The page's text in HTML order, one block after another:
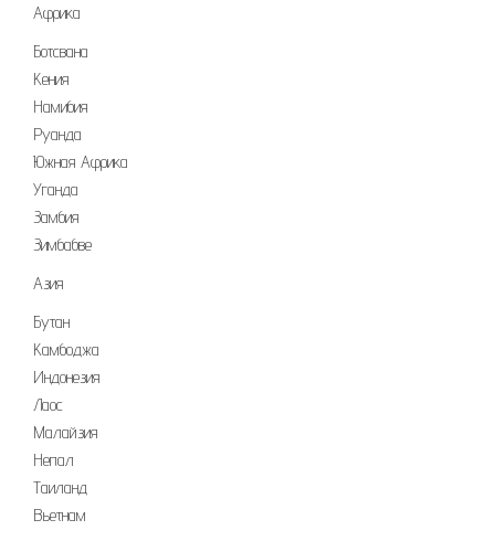
Африка
Ботсвана
Кения
Намибия
Руанда
Южная Африка
Уганда
Замбия
Зимбабве
Азия
Бутан
Камбоджа
Индонезия
Лаос
Малайзия
Непал
Таиланд
Вьетнам